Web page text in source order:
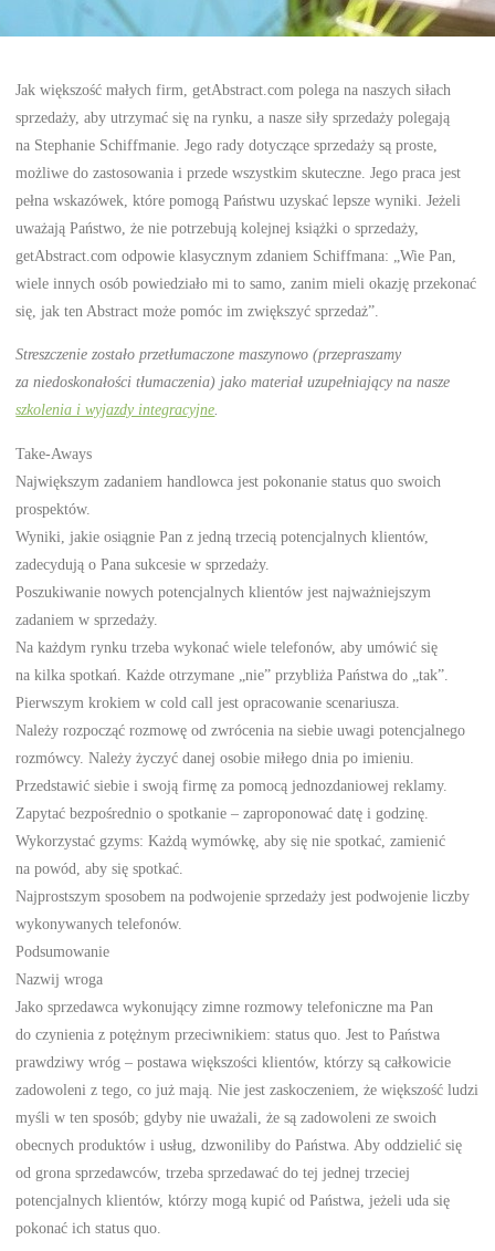
Jak większość małych firm, getAbstract.com polega na naszych siłach
sprzedaży, aby utrzymać się na rynku, a nasze siły sprzedaży polegają
na Stephanie Schiffmanie. Jego rady dotyczące sprzedaży są proste,
możliwe do zastosowania i przede wszystkim skuteczne. Jego praca jest
pełna wskazówek, które pomogą Państwu uzyskać lepsze wyniki. Jeżeli
uważają Państwo, że nie potrzebują kolejnej książki o sprzedaży,
getAbstract.com odpowie klasycznym zdaniem Schiffmana: „Wie Pan,
wiele innych osób powiedziało mi to samo, zanim mieli okazję przekonać
się, jak ten Abstract może pomóc im zwiększyć sprzedaż”.
Streszczenie zostało przetłumaczone maszynowo (przepraszamy
za niedoskonałości tłumaczenia) jako materiał uzupełniający na nasze
szkolenia i wyjazdy integracyjne.
Take-Aways
Największym zadaniem handlowca jest pokonanie status quo swoich
prospektów.
Wyniki, jakie osiągnie Pan z jedną trzecią potencjalnych klientów,
zadecydują o Pana sukcesie w sprzedaży.
Poszukiwanie nowych potencjalnych klientów jest najważniejszym
zadaniem w sprzedaży.
Na każdym rynku trzeba wykonać wiele telefonów, aby umówić się
na kilka spotkań. Każde otrzymane „nie” przybliża Państwa do „tak”.
Pierwszym krokiem w cold call jest opracowanie scenariusza.
Należy rozpocząć rozmowę od zwrócenia na siebie uwagi potencjalnego
rozmówcy. Należy życzyć danej osobie miłego dnia po imieniu.
Przedstawić siebie i swoją firmę za pomocą jednozdaniowej reklamy.
Zapytać bezpośrednio o spotkanie – zaproponować datę i godzinę.
Wykorzystać gzyms: Każdą wymówkę, aby się nie spotkać, zamienić
na powód, aby się spotkać.
Najprostszym sposobem na podwojenie sprzedaży jest podwojenie liczby
wykonywanych telefonów.
Podsumowanie
Nazwij wroga
Jako sprzedawca wykonujący zimne rozmowy telefoniczne ma Pan
do czynienia z potężnym przeciwnikiem: status quo. Jest to Państwa
prawdziwy wróg – postawa większości klientów, którzy są całkowicie
zadowoleni z tego, co już mają. Nie jest zaskoczeniem, że większość ludzi
myśli w ten sposób; gdyby nie uważali, że są zadowoleni ze swoich
obecnych produktów i usług, dzwoniliby do Państwa. Aby oddzielić się
od grona sprzedawców, trzeba sprzedawać do tej jednej trzeciej
potencjalnych klientów, którzy mogą kupić od Państwa, jeżeli uda się
pokonać ich status quo.